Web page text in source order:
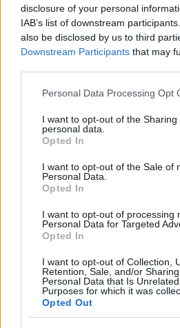
disclosure of your personal
IAB’s list of downstream
also be disclosed by us to third
Downstream Participants that may
Please note that this website/app
not limited to your visit or usage
grant or deny consent to Google
use your data for below specified
consent section.
Personal Data Processing Opt
I want to opt-out of the Sharing
personal data.
Opted In
I want to opt-out of the Sale of
Personal Data.
Opted In
I want to opt-out of processing
Personal Data for Targeted
Opted In
I want to opt-out of Collection,
Retention, Sale, and/or
Personal Data that Is
Purposes for which it was
Opted Out
daGoogle
F
a
ce
b
o
o
k
T
w
it
te
r
Pi
n
te
re
st
W
h
s
p
p
S
h
re
Prossimo
NOTIZIE RECENTI
Salmo finisce in
va avanti: “Sicilia, ci
Jovanotti, Gabry Ponte